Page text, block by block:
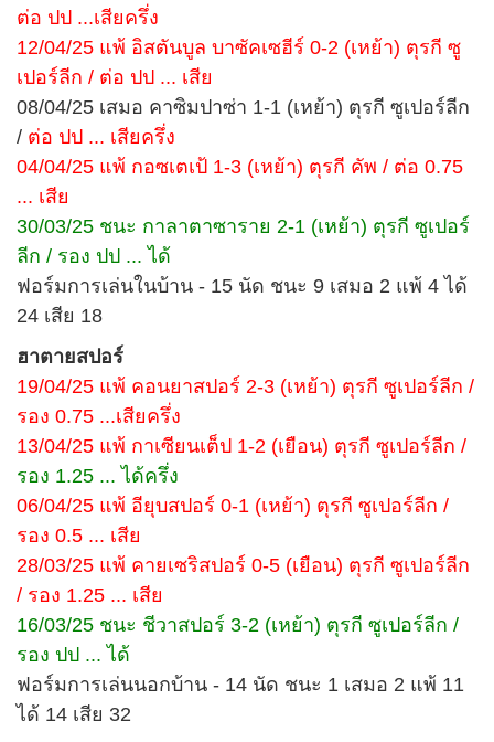
ต่อ ปป ...เสียครึ่ง
12/04/25 แพ้ อิสตันบูล บาซัคเซฮีร์ 0-2 (เหย้า) ตุรกี ซู
เปอร์ลีก / ต่อ ปป ... เสีย
08/04/25 เสมอ คาซิมปาซ่า 1-1 (เหย้า) ตุรกี ซูเปอร์ลีก
/ ต่อ ปป ... เสียครึ่ง
04/04/25 แพ้ กอซเตเป้ 1-3 (เหย้า) ตุรกี คัพ / ต่อ 0.75
... เสีย
30/03/25 ชนะ กาลาตาซาราย 2-1 (เหย้า) ตุรกี ซูเปอร์
ลีก / รอง ปป ... ได้
ฟอร์มการเล่นในบ้าน - 15 นัด ชนะ 9 เสมอ 2 แพ้ 4 ได้
24 เสีย 18
ฮาตายสปอร์
19/04/25 แพ้ คอนยาสปอร์ 2-3 (เหย้า) ตุรกี ซูเปอร์ลีก /
รอง 0.75 ...เสียครึ่ง
13/04/25 แพ้ กาเซียนเต็ป 1-2 (เยือน) ตุรกี ซูเปอร์ลีก /
รอง 1.25 ... ได้ครึ่ง
06/04/25 แพ้ อียุบสปอร์ 0-1 (เหย้า) ตุรกี ซูเปอร์ลีก /
รอง 0.5 ... เสีย
28/03/25 แพ้ คายเซริสปอร์ 0-5 (เยือน) ตุรกี ซูเปอร์ลีก
/ รอง 1.25 ... เสีย
16/03/25 ชนะ ชีวาสปอร์ 3-2 (เหย้า) ตุรกี ซูเปอร์ลีก /
รอง ปป ... ได้
ฟอร์มการเล่นนอกบ้าน - 14 นัด ชนะ 1 เสมอ 2 แพ้ 11
ได้ 14 เสีย 32